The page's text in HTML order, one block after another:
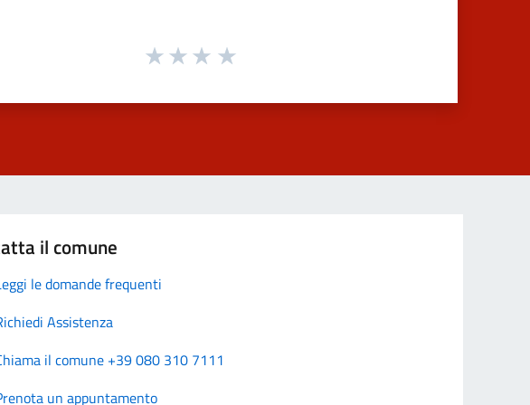
il comune
le domande frequenti
Assistenza
il comune +39 080 310 7111
un appuntamento